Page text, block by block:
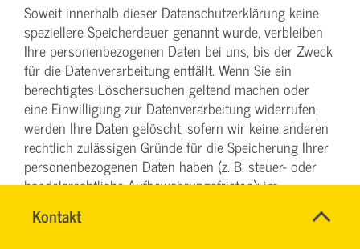
Kontakt
INGO
Name*
Soweit innerhalb dieser Datenschutzerklärung keine
speziellere Speicherdauer genannt wurde, verbleiben
Ihre personenbezogenen Daten bei uns, bis der Zweck
für die Datenverarbeitung entfällt. Wenn Sie ein
berechtigtes Löschersuchen geltend machen oder
eine Einwilligung zur Datenverarbeitung widerrufen,
werden Ihre Daten gelöscht, sofern wir keine anderen
rechtlich zulässigen Gründe für die Speicherung Ihrer
personenbezogenen Daten haben (z. B. steuer- oder
handelsrechtliche Aufbewahrungsfristen); im
letztgenannten Fall erfolgt die Löschung nach Fortfall
dieser Gründe.